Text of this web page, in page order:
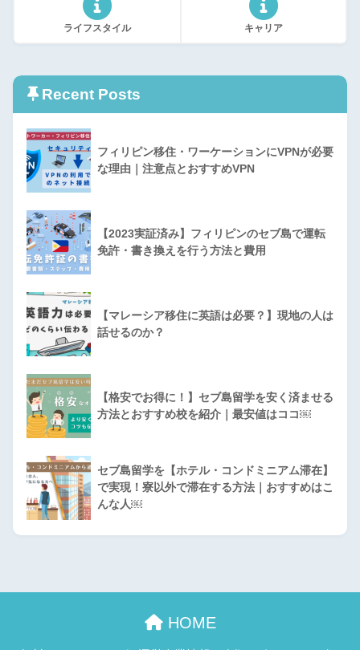
ライフスタイル キャリア
Recent Posts
フィリピン移住・ワーケーションにVPNが必要
な理由｜注意点とおすすめVPN
【2023実証済み】フィリピンのセブ島で運転
免許・書き換えを行う方法と費用
【マレーシア移住に英語は必要？】現地の人は
話せるのか？
【格安でお得に！】セブ島留学を安く済ませる
方法とおすすめ校を紹介｜最安値はココ￼
セブ島留学を【ホテル・コンドミニアム滞在】
で実現！寮以外で滞在する方法｜おすすめはこ
んな人￼
HOME